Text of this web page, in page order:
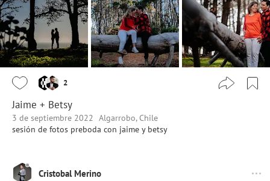
2
Jaime + Betsy
3 de septiembre 2022 Algarrobo, Chile
sesión de fotos preboda con jaime y betsy
Cristobal Merino